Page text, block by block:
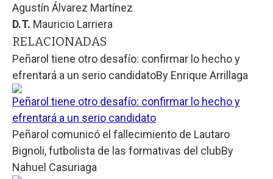
Agustín Álvarez Martínez
D.T. Mauricio Larriera
RELACIONADAS
Peñarol tiene otro desafío: confirmar lo hecho y
efrentará a un serio candidatoBy Enrique Arrillaga
Peñarol tiene otro desafío: confirmar lo hecho y
efrentará a un serio candidato
Peñarol comunicó el fallecimiento de Lautaro
Bignoli, futbolista de las formativas del clubBy
Nahuel Casuriaga